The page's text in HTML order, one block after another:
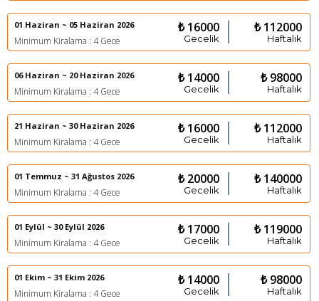
01 Haziran ~ 05 Haziran 2026
Minimum Kiralama : 4 Gece
₺ 16000
Gecelik
₺ 112000
Haftalık
06 Haziran ~ 20 Haziran 2026
Minimum Kiralama : 4 Gece
₺ 14000
Gecelik
₺ 98000
Haftalık
21 Haziran ~ 30 Haziran 2026
Minimum Kiralama : 4 Gece
₺ 16000
Gecelik
₺ 112000
Haftalık
01 Temmuz ~ 31 Ağustos 2026
Minimum Kiralama : 4 Gece
₺ 20000
Gecelik
₺ 140000
Haftalık
01 Eylül ~ 30 Eylül 2026
Minimum Kiralama : 4 Gece
₺ 17000
Gecelik
₺ 119000
Haftalık
01 Ekim ~ 31 Ekim 2026
Minimum Kiralama : 4 Gece
₺ 14000
Gecelik
₺ 98000
Haftalık